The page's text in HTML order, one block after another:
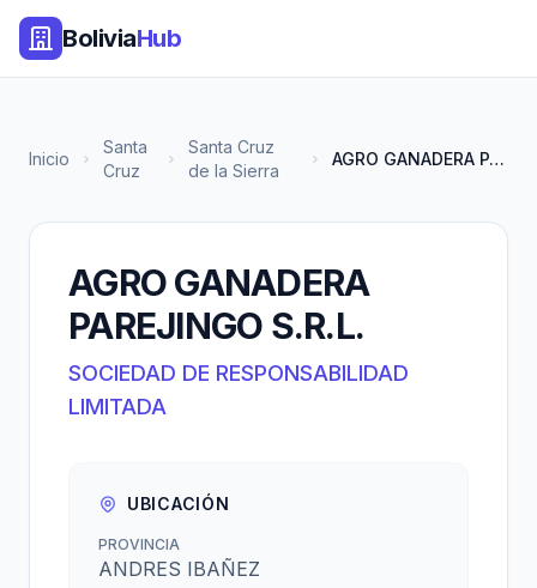
BoliviaHub
Inicio
Santa
Cruz
Santa Cruz
de la Sierra
AGRO GANADERA PAREJINGO S.R.L.
AGRO GANADERA
PAREJINGO S.R.L.
SOCIEDAD DE RESPONSABILIDAD
LIMITADA
UBICACIÓN
PROVINCIA
ANDRES IBAÑEZ